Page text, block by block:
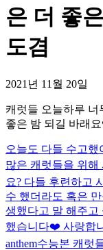
은 더 좋
도겸
2021년 11월 20일
캐럿들 오늘하루
좋은 밤 되길 바래
오늘도 다들 수고
많은 캐럿들을 위해
요? 다들 후련하고
수 했더라도 혹은
생했다고 말 해주고
했습니다❤️ 사랑합
anthem수능본 캐럿